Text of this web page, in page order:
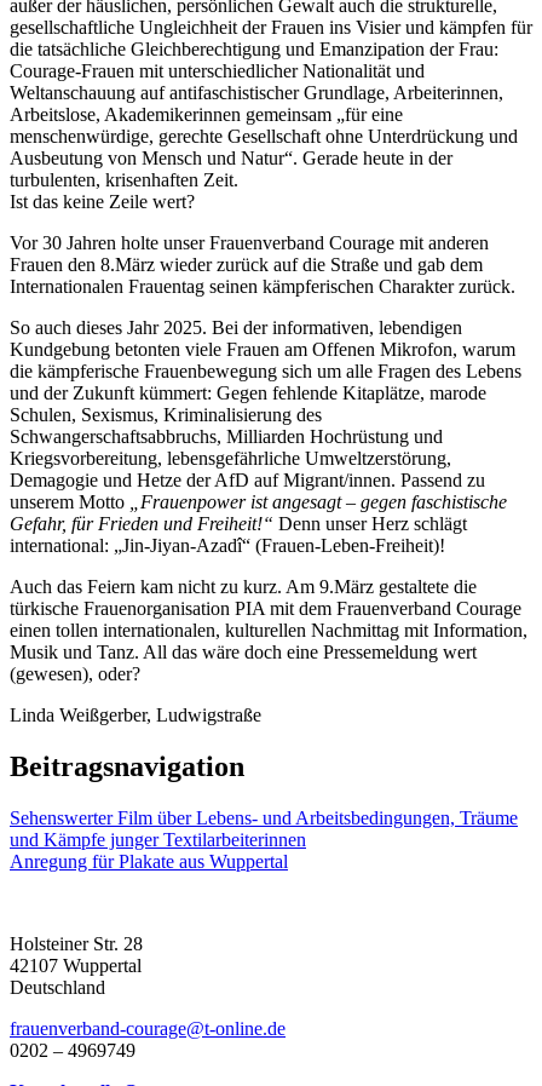
außer der häuslichen, persönlichen Gewalt auch die strukturelle,
gesellschaftliche Ungleichheit der Frauen ins Visier und kämpfen für
die tatsächliche Gleichberechtigung und Emanzipation der Frau:
Courage-Frauen mit unterschiedlicher Nationalität und
Weltanschauung auf antifaschistischer Grundlage, Arbeiterinnen,
Arbeitslose, Akademikerinnen gemeinsam „für eine
menschenwürdige, gerechte Gesellschaft ohne Unterdrückung und
Ausbeutung von Mensch und Natur“. Gerade heute in der
turbulenten, krisenhaften Zeit.
Ist das keine Zeile wert?
Vor 30 Jahren holte unser Frauenverband Courage mit anderen
Frauen den 8.März wieder zurück auf die Straße und gab dem
Internationalen Frauentag seinen kämpferischen Charakter zurück.
So auch dieses Jahr 2025. Bei der informativen, lebendigen
Kundgebung betonten viele Frauen am Offenen Mikrofon, warum
die kämpferische Frauenbewegung sich um alle Fragen des Lebens
und der Zukunft kümmert: Gegen fehlende Kitaplätze, marode
Schulen, Sexismus, Kriminalisierung des
Schwangerschaftsabbruchs, Milliarden Hochrüstung und
Kriegsvorbereitung, lebensgefährliche Umweltzerstörung,
Demagogie und Hetze der AfD auf Migrant/innen. Passend zu
unserem Motto
„Frauenpower ist angesagt – gegen faschistische
Gefahr, für Frieden und Freiheit!“ Denn unser Herz schlägt
international: „Jin-Jiyan-Azadî“ (Frauen-Leben-Freiheit)!
Auch das Feiern kam nicht zu kurz. Am 9.März gestaltete die
türkische Frauenorganisation PIA mit dem Frauenverband Courage
einen tollen internationalen, kulturellen Nachmittag mit Information,
Musik und Tanz. All das wäre doch eine Pressemeldung wert
(gewesen), oder?
Linda Weißgerber, Ludwigstraße
Beitragsnavigation
Sehenswerter Film über Lebens- und Arbeitsbedingungen, Träume
und Kämpfe junger Textilarbeiterinnen
Anregung für Plakate aus Wuppertal
Holsteiner Str. 28
42107 Wuppertal
Deutschland
frauenverband-courage@t-online.de
0202 – 4969749